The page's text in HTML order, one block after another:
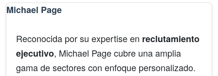
Michael Page
Reconocida por su expertise en reclutamiento
ejecutivo, Michael Page cubre una amplia
gama de sectores con enfoque personalizado.